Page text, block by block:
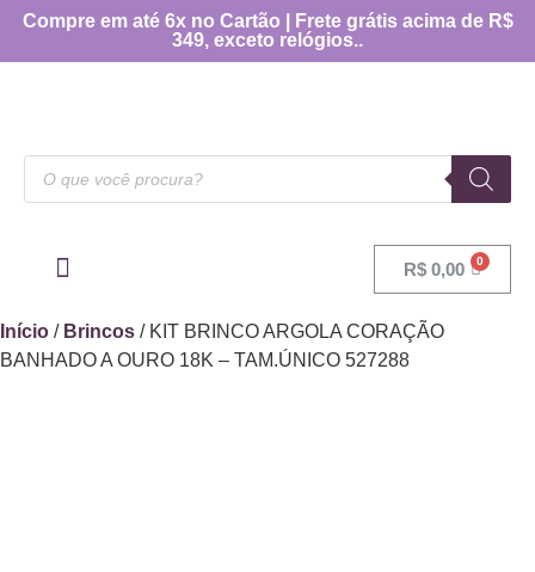
Compre em até 6x no Cartão | Frete grátis acima de R$
349, exceto relógios..
R$ 0,00
Início / Brincos / KIT BRINCO ARGOLA CORAÇÃO
BANHADO A OURO 18K – TAM.ÚNICO 527288